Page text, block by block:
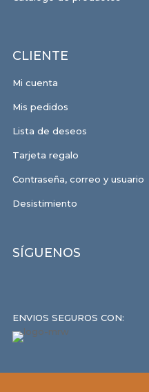
CLIENTE
Mi cuenta
Mis pedidos
Lista de deseos
Tarjeta regalo
Contraseña, correo y usuario
Desistimiento
SÍGUENOS
ENVIOS SEGUROS CON: